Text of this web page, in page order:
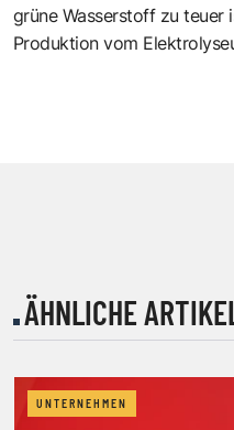
grüne Wasserstoff zu teuer
Produktion vom
ÄHNLICHE
UNTERNEHMEN